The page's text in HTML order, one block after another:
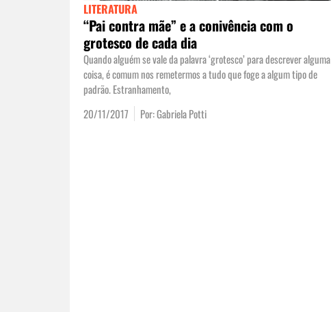
LITERATURA
“Pai contra mãe” e a conivência com o
grotesco de cada dia
Quando alguém se vale da palavra ‘grotesco’ para descrever alguma
coisa, é comum nos remetermos a tudo que foge a algum tipo de
padrão. Estranhamento,
20/11/2017
Por:Gabriela Potti